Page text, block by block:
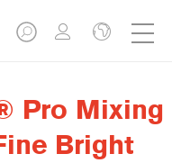
Pro Mixing
Bright